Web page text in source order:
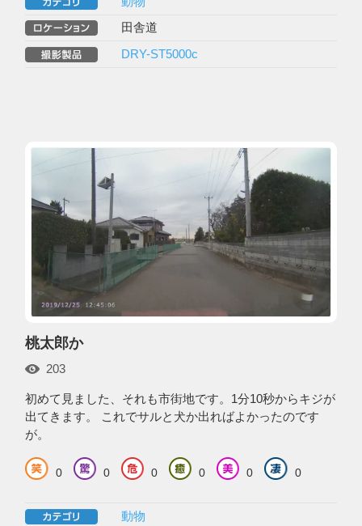
田舎道
DRY-ST5000c
桃太郎か
203
初めて見ました、それも市街地です。1分10秒からキジが
出てきます。 これでサルと犬か出ればよかったのです
が。
0 0 0 0 0 0
動物